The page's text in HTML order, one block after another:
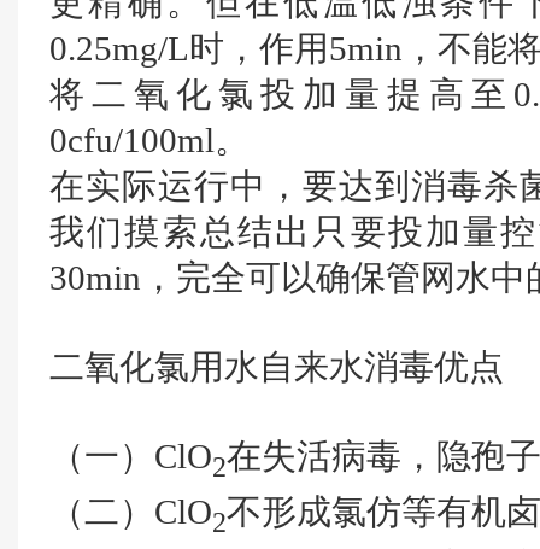
0.25mg/L时，作用5min，不能
将二氧化氯投加量提高至
0cfu/100ml。
在实际运行中，要达到消毒杀
我们摸索总结出只要投加量
30min，完全可以确保管网水
二氧化氯用水自来水消毒优点
（一）ClO2在失活病毒，隐孢
（二）ClO2不形成氯仿等有机